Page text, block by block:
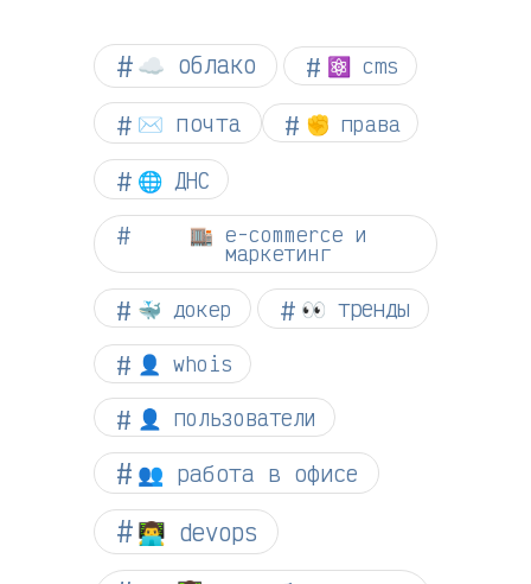
☁︎ облако ⚛ cms
✉️ почта ✊ права
🌐 ДНС
🏬 e-commerce и
маркетинг
🐳 докер 👀 тренды
👤 whois
👤 пользователи
👥 работа в офисе
👨‍💻 devops